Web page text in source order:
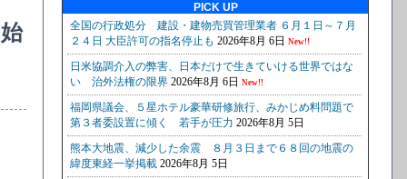
PICK UP